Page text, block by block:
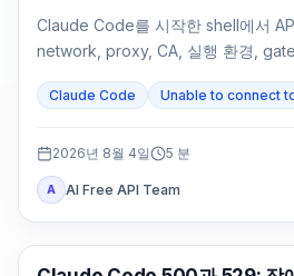
Claude Code를 시작한 shell에서
network, proxy, CA, 실행 환경,
Claude Code Unable to connect
2026년 8월 4일 5 분
A AI Free API Team
Claude Code